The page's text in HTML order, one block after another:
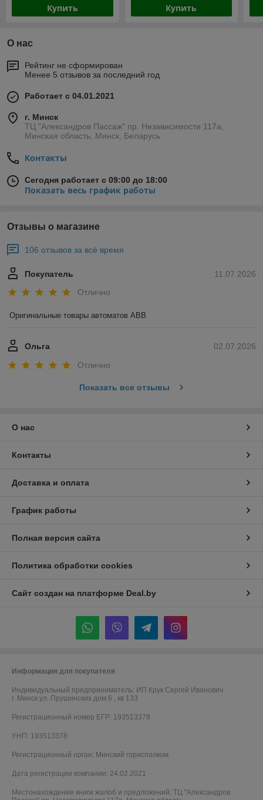
Купить Купить
О нас
Рейтинг не сформирован
Менее 5 отзывов за последний год
Работает с 04.01.2021
г. Минск
ТЦ "Александров Пассаж" пр. Независимости 117а,
Минская область, Минск, Беларусь
Контакты
Сегодня работает с 09:00 до 18:00
Показать весь график работы
Отзывы о магазине
106 отзывов за всё время
11.07.2026
Покупатель
Отлично
Оригинальные товары автоматов ABB
02.07.2026
Ольга
Отлично
Показать все отзывы
О нас
Контакты
Доставка и оплата
График работы
Полная версия сайта
Политика обработки cookies
Сайт создан на платформе Deal.by
Информация для покупателя
Индивидуальный предприниматель: ИП Крук Сергей Иванович
г. Минск ул. Прушинских дом 6 , кв 133
Регистрационный номер ЕГР: 193513378
УНП: 193513378
Регистрационный орган: Минский горисполком
Дата регистрации компании: 24.02.2021
Местонахождение книги жалоб и предложений: ТЦ "Александров